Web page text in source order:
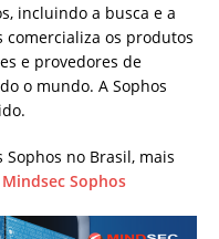
incluindo a busca e a
comercializa os produtos
e provedores de
o mundo. A Sophos
no Brasil, mais
Mindsec Sophos